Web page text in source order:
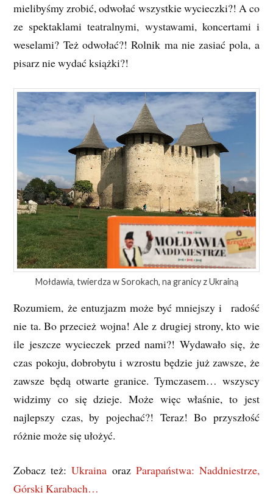
mielibyśmy zrobić, odwołać wszystkie wycieczki?! A co
ze spektaklami teatralnymi, wystawami, koncertami i
weselami? Też odwołać?! Rolnik ma nie zasiać pola, a
pisarz nie wydać książki?!
Mołdawia, twierdza w Sorokach, na granicy z Ukrainą
Rozumiem, że entuzjazm może być mniejszy i radość
nie ta. Bo przecież wojna! Ale z drugiej strony, kto wie
ile jeszcze wycieczek przed nami?! Wydawało się, że
czas pokoju, dobrobytu i wzrostu będzie już zawsze, że
zawsze będą otwarte granice. Tymczasem… wszyscy
widzimy co się dzieje. Może więc właśnie, to jest
najlepszy czas, by pojechać?! Teraz! Bo przyszłość
różnie może się ułożyć.
Zobacz też:Ukraina oraz Parapaństwa: Naddniestrze,
Górski Karabach…